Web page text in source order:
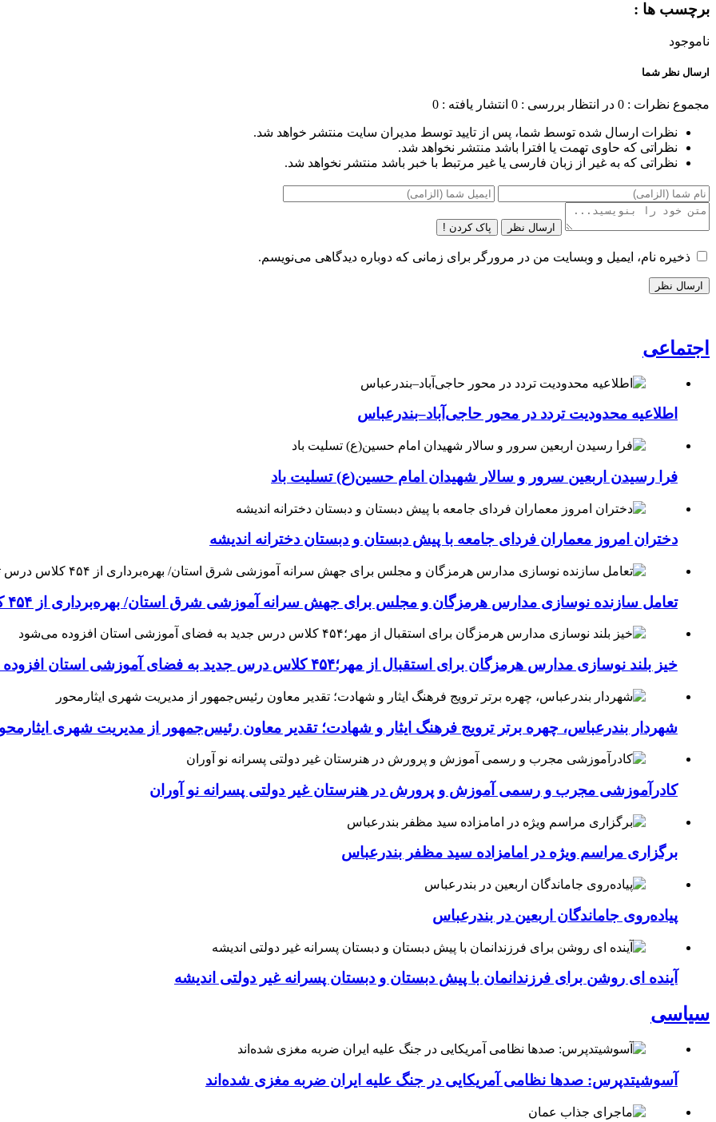
برچسب ها :
ناموجود
ارسال نظر شما
مجموع نظرات : 0 در انتظار بررسی : 0 انتشار یافته : 0
نظرات ارسال شده توسط شما، پس از تایید توسط مدیران سایت منتشر خواهد شد.
نظراتی که حاوی تهمت یا افترا باشد منتشر نخواهد شد.
نظراتی که به غیر از زبان فارسی یا غیر مرتبط با خبر باشد منتشر نخواهد شد.
ارسال نظر پاک کردن !
ذخیره نام، ایمیل و وبسایت من در مرورگر برای زمانی که دوباره دیدگاهی می‌نویسم.
اجتماعی
اطلاعیه محدودیت تردد در محور حاجی‌آباد–بندرعباس
فرا رسیدن اربعین سرور و سالار شهیدان امام حسین(ع) تسلیت باد
دختران امروز معماران فردای جامعه با پیش دبستان و دبستان دخترانه اندیشه
تعامل سازنده نوسازی مدارس هرمزگان و مجلس برای جهش سرانه آموزشی شرق استان/ بهره‌برداری از ۴۵۴ کلاس درس تا مهرماه
خیز بلند نوسازی مدارس هرمزگان برای استقبال از مهر؛۴۵۴ کلاس درس جدید به فضای آموزشی استان افزوده می‌شود
شهردار بندرعباس، چهره برتر ترویج فرهنگ ایثار و شهادت؛ تقدیر معاون رئیس‌جمهور از مدیریت شهری
کادرآموزشی مجرب و رسمی آموزش و پرورش در هنرستان غیر دولتی پسرانه نو آوران
برگزاری مراسم ویژه در امامزاده سید مظفر بندرعباس
پیاده‌روی جاماندگان اربعین در بندرعباس
آینده ای روشن برای فرزندانمان با پیش دبستان و دبستان پسرانه غیر دولتی اندیشه
سیاسی
آسوشیتدپرس: صدها نظامی آمریکایی در جنگ علیه ایران ضربه مغزی شده‌اند